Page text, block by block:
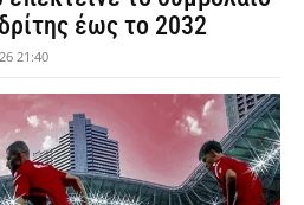
έως το 2032
21:40